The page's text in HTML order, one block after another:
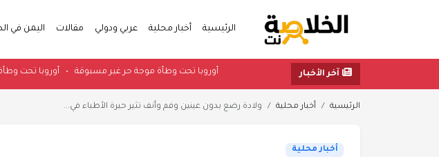
الرئيسية أخبار محلية عربي ودولي مقالات اليمن في
آخر الأخبار أوروبا تحت وطأة موجة حر غير مسبوقة•أوروبا
الرئيسية أخبار محلية ولادة رضع بدون عينين وفم وأنف تثير حيرة الأطباء في...
أخبار محلية